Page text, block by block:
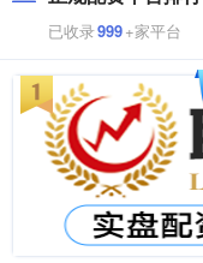
已收录999+家平台